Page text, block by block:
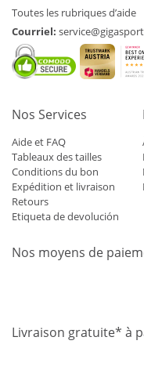
Toutes les rubriques d’aide
Courriel:
Nos Services
Aide et FAQ
Tableaux des tailles
Conditions du bon
Expédition et livraison
Retours
Etiqueta de devolución
Nos moyens de
Livraison gratuite* à